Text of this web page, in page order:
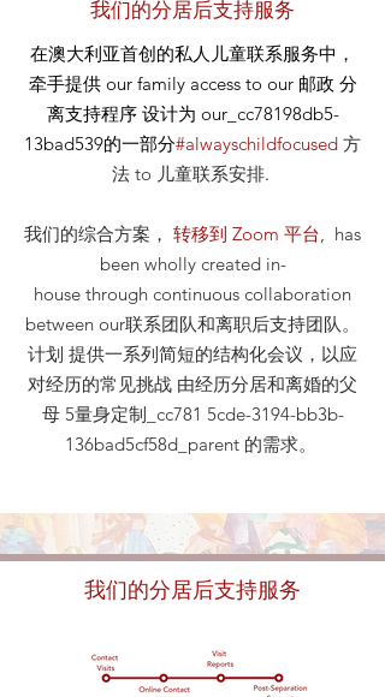
我们的分居后支持服务
在澳大利亚首创的私人儿童联系服务中，
牵手提供 our family access to our 邮政 分
离支持程序 设计为 our_cc78198db5-
13bad539的一部分#alwayschildfocused 方
法to 儿童联系安排.
我们的综合方案， 转移到 Zoom 平台, has
been wholly created in-
house through continuous collaboration
between our联系团队和离职后支持团队。
计划 提供一系列简短的结构化会议，以应
对经历的常见挑战 由经历分居和离婚的父
母 5量身定制_cc781 5cde-3194-bb3b-
136bad5cf58d_parent 的需求。
我们的分居后支持服务